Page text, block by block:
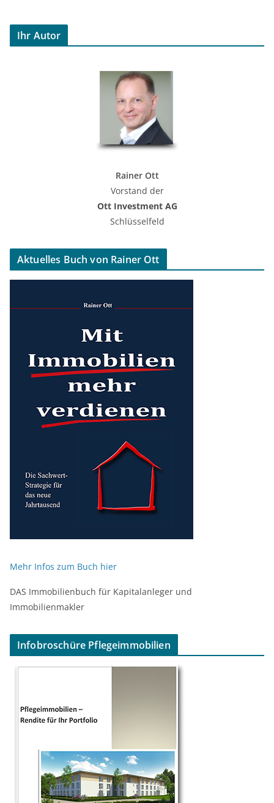
Ihr Autor
Rainer Ott
Vorstand der
Ott Investment AG
Schlüsselfeld
Aktuelles Buch von Rainer Ott
Mehr Infos zum Buch hier
DAS Immobilienbuch für Kapitalanleger und
Immobilienmakler
Infobroschüre Pflegeimmobilien